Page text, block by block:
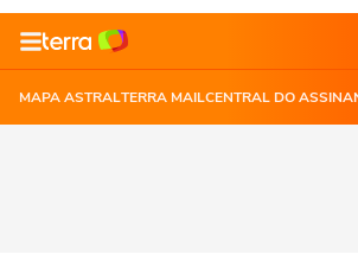
MAPA ASTRALTERRA MAILCENTRAL DO